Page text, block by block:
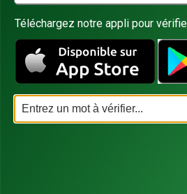
Téléchargez notre appli pour